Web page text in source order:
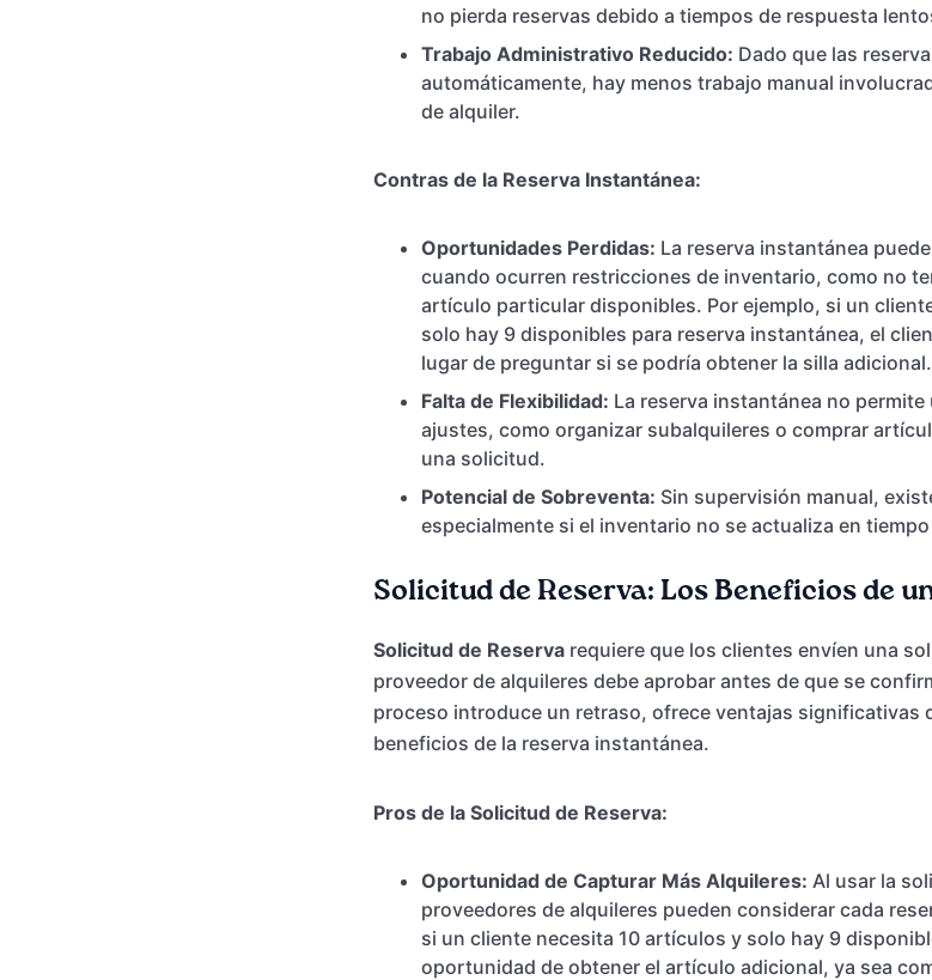
no pierda reservas debido a tiempos de respuesta
Trabajo Administrativo Reducido: Dado que las
automáticamente, hay menos trabajo manual
de alquiler.
Contras de la Reserva Instantánea:
Oportunidades Perdidas: La reserva instantánea
cuando ocurren restricciones de inventario, como no
artículo particular disponibles. Por ejemplo, si un
solo hay 9 disponibles para reserva instantánea, el
lugar de preguntar si se podría obtener la silla adicional.
Falta de Flexibilidad: La reserva instantánea no
ajustes, como organizar subalquileres o comprar
una solicitud.
Potencial de Sobreventa: Sin supervisión manual,
especialmente si el inventario no se actualiza en
Solicitud de Reserva: Los Beneficios de
Solicitud de Reserva requiere que los clientes envíen una
proveedor de alquileres debe aprobar antes de que se
proceso introduce un retraso, ofrece ventajas significativas
beneficios de la reserva instantánea.
Pros de la Solicitud de Reserva:
Oportunidad de Capturar Más Alquileres: Al usar la
proveedores de alquileres pueden considerar cada
si un cliente necesita 10 artículos y solo hay 9
oportunidad de obtener el artículo adicional, ya sea